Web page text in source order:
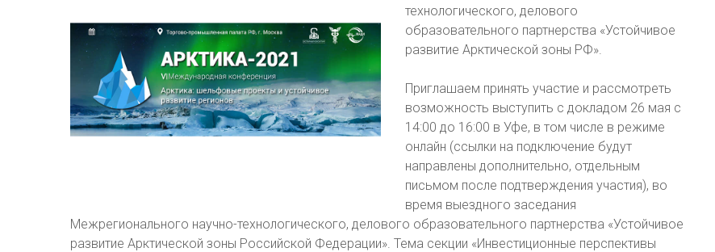
технологического, делового
образовательного партнерства «Устойчивое
развитие Арктической зоны РФ».
Приглашаем принять участие и рассмотреть
возможность выступить с докладом 26 мая с
14:00 до 16:00 в Уфе, в том числе в режиме
онлайн (ссылки на подключение будут
направлены дополнительно, отдельным
письмом после подтверждения участия), во
время выездного заседания
Межрегионального научно-технологического, делового образовательного партнерства «Устойчивое
развитие Арктической зоны Российской Федерации». Тема секции «Инвестиционные перспективы